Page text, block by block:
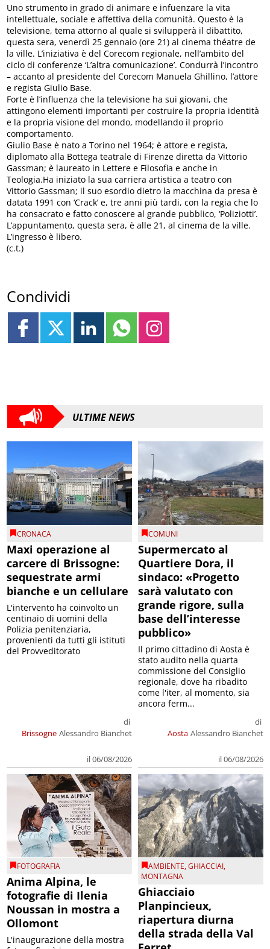
Uno strumento in grado di animare e infuenzare la vita
intellettuale, sociale e affettiva della comunità. Questo è la
televisione, tema attorno al quale si svilupperà il dibattito,
questa sera, venerdì 25 gennaio (ore 21) al cinema théatre de
la ville. L’iniziativa è del Corecom regionale, nell’ambito del
ciclo di conferenze ‘L’altra comunicazione’. Condurrà l’incontro
– accanto al presidente del Corecom Manuela Ghillino, l’attore
e regista Giulio Base.
Forte è l’influenza che la televisione ha sui giovani, che
attingono elementi importanti per costruire la propria identità
e la propria visione del mondo, modellando il proprio
comportamento.
Giulio Base è nato a Torino nel 1964; è attore e regista,
diplomato alla Bottega teatrale di Firenze diretta da Vittorio
Gassman; è laureato in Lettere e Filosofia e anche in
Teologia.Ha iniziato la sua carriera artistica a teatro con
Vittorio Gassman; il suo esordio dietro la macchina da presa è
datata 1991 con ‘Crack’ e, tre anni più tardi, con la regia che lo
ha consacrato e fatto conoscere al grande pubblico, ‘Poliziotti’.
L’appuntamento, questa sera, è alle 21, al cinema de la ville.
L’ingresso è libero.
(c.t.)
Condividi
ULTIME NEWS
CRONACA
Maxi operazione al
carcere di Brissogne:
sequestrate armi
bianche e un cellulare
Brissogne
di
Alessandro Bianchet
il 06/08/2026
L'intervento ha coinvolto un
centinaio di uomini della
Polizia penitenziaria,
provenienti da tutti gli istituti
del Provveditorato
COMUNI
Supermercato al
Quartiere Dora, il
sindaco: «Progetto
sarà valutato con
grande rigore, sulla
base dell’interesse
pubblico»
Aosta
di
Alessandro Bianchet
il 06/08/2026
Il primo cittadino di Aosta è
stato audito nella quarta
commissione del Consiglio
regionale, dove ha ribadito
come l'iter, al momento, sia
ancora ferm...
FOTOGRAFIA
Anima Alpina, le
fotografie di Ilenia
Noussan in mostra a
Ollomont
L'inaugurazione della mostra
AMBIENTE,GHIACCIAI,
MONTAGNA
Ghiacciaio
Planpincieux,
riapertura diurna
della strada della Val